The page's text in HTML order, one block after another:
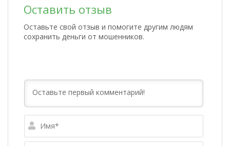
Оставить отзыв
Оставьте свой отзыв и помогите другим людям
сохранить деньги от мошенников.